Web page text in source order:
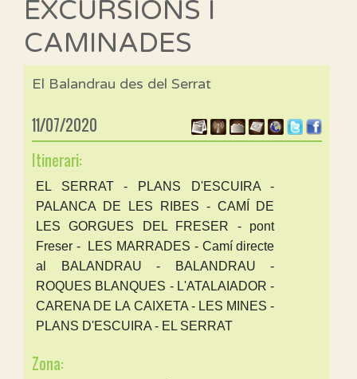
EXCURSIONS I
CAMINADES
El Balandrau des del Serrat
11/07/2020
Itinerari:
EL SERRAT - PLANS D'ESCUIRA -
PALANCA DE LES RIBES - CAMÍ DE
LES GORGUES DEL FRESER - pont
Freser - LES MARRADES - Camí directe
al BALANDRAU - BALANDRAU -
ROQUES BLANQUES - L'ATALAIADOR -
CARENA DE LA CAIXETA - LES MINES -
PLANS D'ESCUIRA - EL SERRAT
Zona: